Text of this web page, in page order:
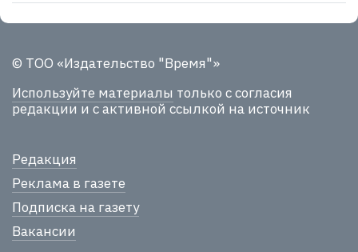
© ТОО «Издательство "Время"»
Используйте материалы только с согласия
редакции и с активной ссылкой на источник
Редакция
Реклама в газете
Подписка на газету
Вакансии